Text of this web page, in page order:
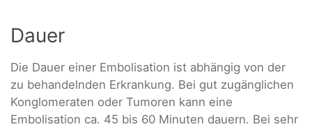
Dauer
Die Dauer einer Embolisation ist abhängig von der
zu behandelnden Erkrankung. Bei gut zugänglichen
Konglomeraten oder Tumoren kann eine
Embolisation ca. 45 bis 60 Minuten dauern. Bei sehr